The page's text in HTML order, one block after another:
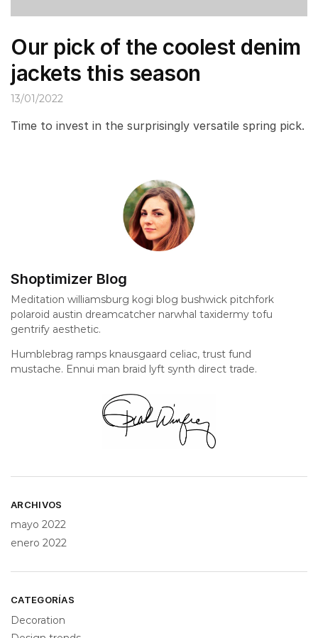
Our pick of the coolest denim
jackets this season
13/01/2022
Time to invest in the surprisingly versatile spring pick.
Shoptimizer Blog
Meditation williamsburg kogi blog bushwick pitchfork
polaroid austin dreamcatcher narwhal taxidermy tofu
gentrify aesthetic.
Humblebrag ramps knausgaard celiac, trust fund
mustache. Ennui man braid lyft synth direct trade.
ARCHIVOS
mayo 2022
enero 2022
CATEGORÍAS
Decoration